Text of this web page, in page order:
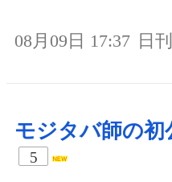
08月09日 17:37 日
モジタバ師の初
5